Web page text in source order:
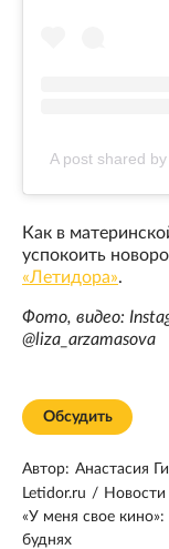
A post shared
Как в
успокоить
«Летидора».
Фото, видео:
@liza_arzamasova
Обсудить
Автор: Анастасия
Letidor.ru / Новости
«У меня свое
буднях